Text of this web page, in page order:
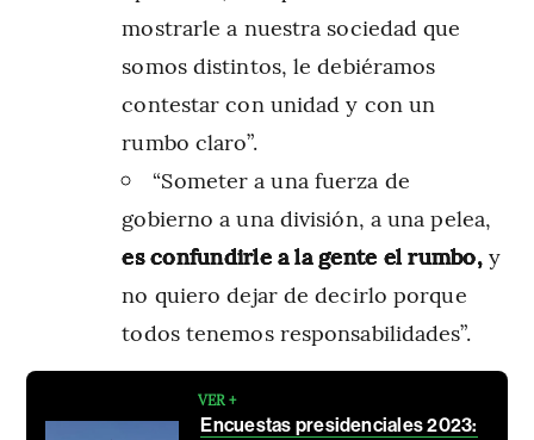
mostrarle a nuestra sociedad que
somos distintos, le debiéramos
contestar con unidad y con un
rumbo claro”.
“Someter a una fuerza de
gobierno a una división, a una pelea,
es confundirle a la gente el rumbo,y
no quiero dejar de decirlo porque
todos tenemos responsabilidades”.
VER +
Encuestas presidenciales 2023: